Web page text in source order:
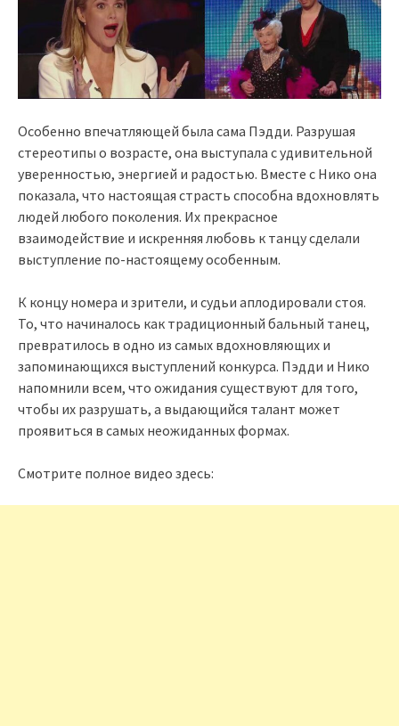
Особенно впечатляющей была сама Пэдди. Разрушая
стереотипы о возрасте, она выступала с удивительной
уверенностью, энергией и радостью. Вместе с Нико она
показала, что настоящая страсть способна вдохновлять
людей любого поколения. Их прекрасное
взаимодействие и искренняя любовь к танцу сделали
выступление по-настоящему особенным.
К концу номера и зрители, и судьи аплодировали стоя.
То, что начиналось как традиционный бальный танец,
превратилось в одно из самых вдохновляющих и
запоминающихся выступлений конкурса. Пэдди и Нико
напомнили всем, что ожидания существуют для того,
чтобы их разрушать, а выдающийся талант может
проявиться в самых неожиданных формах.
Смотрите полное видео здесь: